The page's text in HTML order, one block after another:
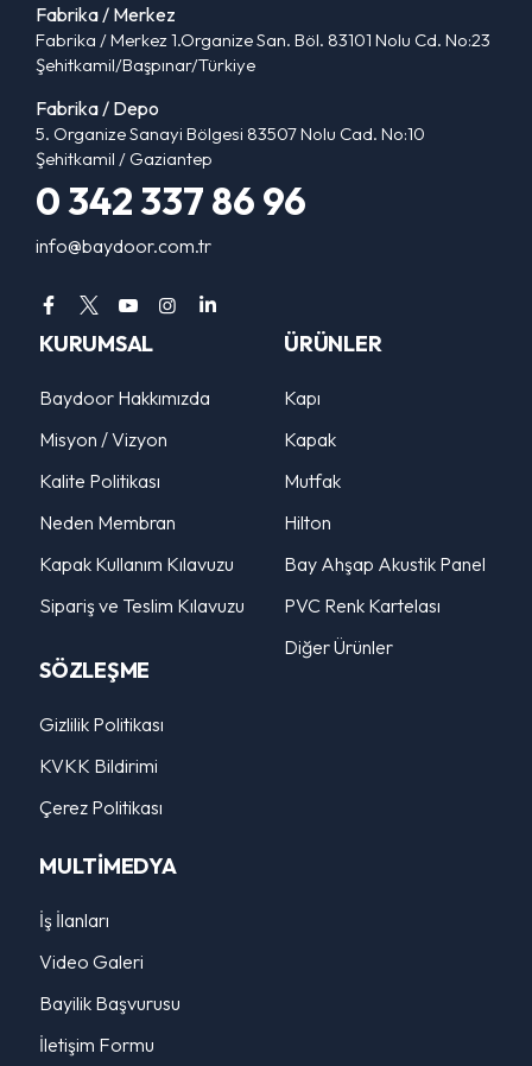
Fabrika / Merkez
Fabrika / Merkez 1.Organize San. Böl. 83101 Nolu Cd. No:23
Şehitkamil/Başpınar/Türkiye
Fabrika / Depo
5. Organize Sanayi Bölgesi 83507 Nolu Cad. No:10
Şehitkamil / Gaziantep
0 342 337 86 96
info@baydoor.com.tr
KURUMSAL
Baydoor Hakkımızda
Misyon / Vizyon
Kalite Politikası
Neden Membran
Kapak Kullanım Kılavuzu
Sipariş ve Teslim Kılavuzu
SÖZLEŞME
Gizlilik Politikası
KVKK Bildirimi
Çerez Politikası
ÜRÜNLER
Kapı
Kapak
Mutfak
Hilton
Bay Ahşap Akustik Panel
PVC Renk Kartelası
Diğer Ürünler
MULTİMEDYA
İş İlanları
Video Galeri
Bayilik Başvurusu
İletişim Formu